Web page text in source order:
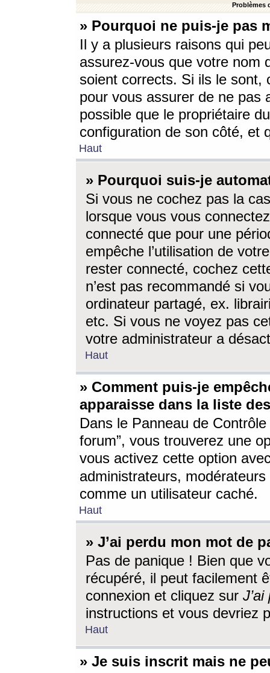
Problèmes
» Pourquoi ne puis-je pas
Il y a plusieurs raisons qui
assurez-vous que votre nom
soient corrects. Si ils le sont,
pour vous assurer de ne pas
possible que le propriétaire
configuration de son côté, et
Haut
» Pourquoi suis-je
Si vous ne cochez pas la
lorsque vous vous
connecté que pour une
empêche l’utilisation de
rester connecté, cochez
n’est pas recommandé si
ordinateur partagé, ex.
etc. Si vous ne voyez pas
votre administrateur a
Haut
» Comment puis-je
apparaisse dans la liste
Dans le Panneau de
forum”, vous trouverez une
vous activez cette option
administrateurs,
comme un utilisateur caché.
Haut
» J’ai perdu mon mot de
Pas de panique ! Bien que
récupéré, il peut facilement
connexion et cliquez sur
instructions et vous devriez
Haut
» Je suis inscrit mais ne